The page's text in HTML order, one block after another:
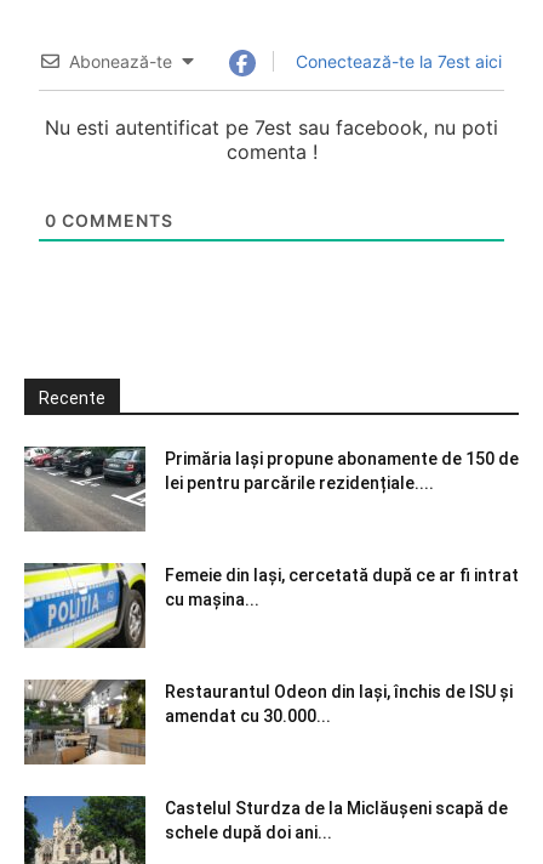
Abonează-te Conectează-te la 7est aici
Nu esti autentificat pe 7est sau facebook, nu poti
comenta !
0 COMMENTS
Recente
Primăria Iași propune abonamente de 150 de
lei pentru parcările rezidențiale....
Femeie din Iași, cercetată după ce ar fi intrat
cu mașina...
Restaurantul Odeon din Iași, închis de ISU și
amendat cu 30.000...
Castelul Sturdza de la Miclăușeni scapă de
schele după doi ani...